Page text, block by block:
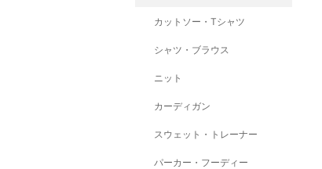
カットソー・Tシャツ
シャツ・ブラウス
ニット
カーディガン
スウェット・トレーナー
パーカー・フーディー